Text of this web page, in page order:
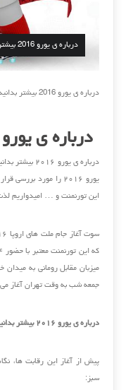
درباره ی یورو 2016 بیشتر بدانید
درباره ی یورو 2016 بیشتر بدانید
درباره ی یورو ۲۰۱۶ بیشتر بدانید
درباره ی یورو ۲۰۱۶ بیشتر بدانید /
یورو ۲۰۱۶ را مورد
این تورنمنت و … امیدواریم
جمعه شب به وقت تهران آغاز
درباره ی یورو ۲۰۱۶ بیشتر بدانید
پیش از آغاز این رقابت ها،
سبز: